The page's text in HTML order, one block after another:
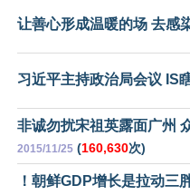
让善心形成温暖的场 去感
习近平主持政治局会议 IS
非诚勿扰宋祖英露面广州
2015/11/25 (160,630次)
！朝鲜GDP增长是拉动三